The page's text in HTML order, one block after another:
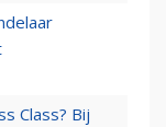
Class? Bij